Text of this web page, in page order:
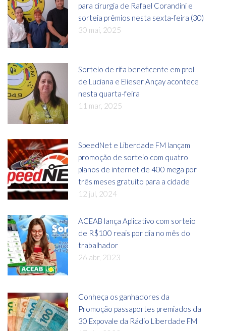
para cirurgia de Rafael Corandini e
sorteia prêmios nesta sexta-feira (30)
30 mai, 2025
Sorteio de rifa beneficente em prol
de Luciana e Elieser Ançay acontece
nesta quarta-feira
11 mar, 2025
SpeedNet e Liberdade FM lançam
promoção de sorteio com quatro
planos de internet de 400 mega por
três meses gratuito para a cidade
12 jul, 2024
ACEAB lança Aplicativo com sorteio
de R$100 reais por dia no mês do
trabalhador
26 abr, 2023
Conheça os ganhadores da
Promoção passaportes premiados da
30 Expovale da Rádio Liberdade FM